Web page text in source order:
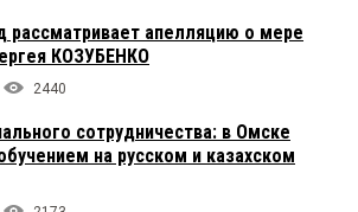
рассматривает апелляцию о мере
КОЗУБЕНКО
2440
сотрудничества: в Омске
на русском и казахском